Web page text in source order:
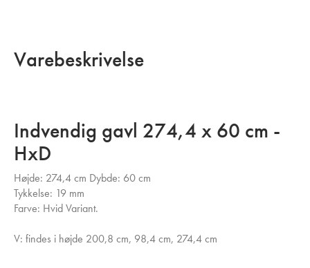
Varebeskrivelse
Indvendig gavl 274,4 x 60 cm -
HxD
Højde: 274,4 cm Dybde: 60 cm
Tykkelse: 19 mm
Farve: Hvid Variant.
V: findes i højde 200,8 cm, 98,4 cm, 274,4 cm